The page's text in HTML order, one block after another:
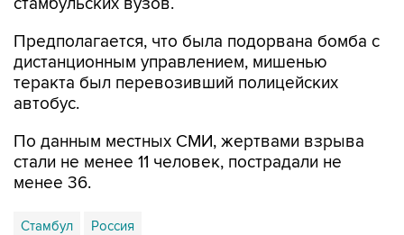
Предполагается, что была подорвана бомба с
дистанционным управлением, мишенью
теракта был перевозивший полицейских
автобус.
По данным местных СМИ, жертвами взрыва
стали не менее 11 человек, пострадали не
менее 36.
Стамбул Россия